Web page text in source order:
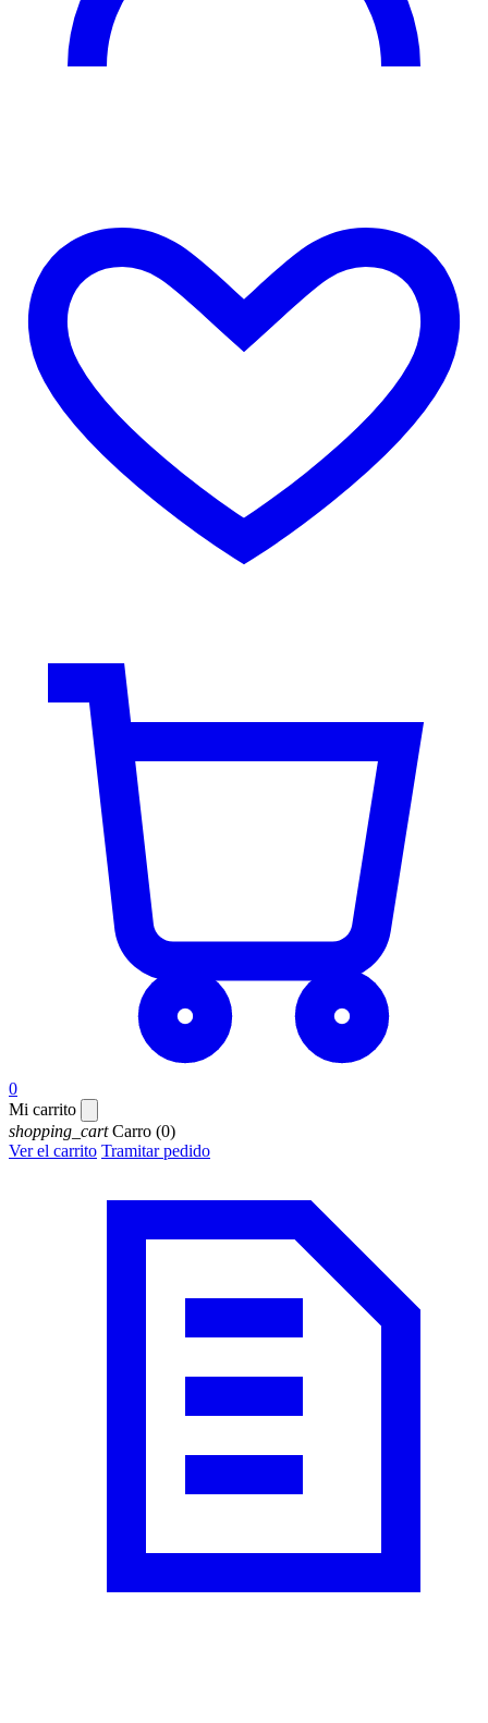
0
Mi carrito
shopping_cart Carro (0)
Ver el carrito Tramitar pedido